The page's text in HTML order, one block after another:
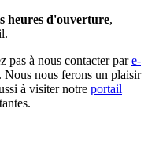
heures d'ouverture,
pas à nous contacter pare-
Nous nous ferons un plaisir
à visiter notre portail